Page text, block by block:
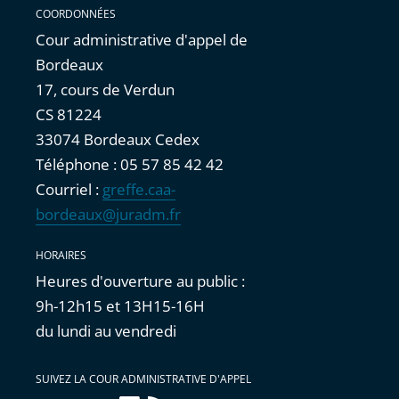
COORDONNÉES
Cour administrative d'appel de
Bordeaux
17, cours de Verdun
CS 81224
33074 Bordeaux Cedex
Téléphone : 05 57 85 42 42
Courriel : greffe.caa-
bordeaux@juradm.fr
HORAIRES
Heures d'ouverture au public :
9h-12h15 et 13H15-16H
du lundi au vendredi
SUIVEZ LA COUR ADMINISTRATIVE D'APPEL